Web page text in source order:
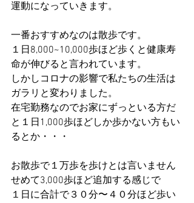
運動になっていきます。
一番おすすめなのは散歩です。
１日8,000~10,000歩ほど歩くと健康寿
命が伸びると言われています。
しかしコロナの影響で私たちの生活は
ガラリと変わりました。
在宅勤務なのでお家にずっといる方だ
と１日1,000歩ほどしか歩かない方もい
るとか・・・
お散歩で１万歩を歩けとは言いません
せめて3,000歩ほど追加する感じで
１日に合計で３０分〜４０分ほど歩い